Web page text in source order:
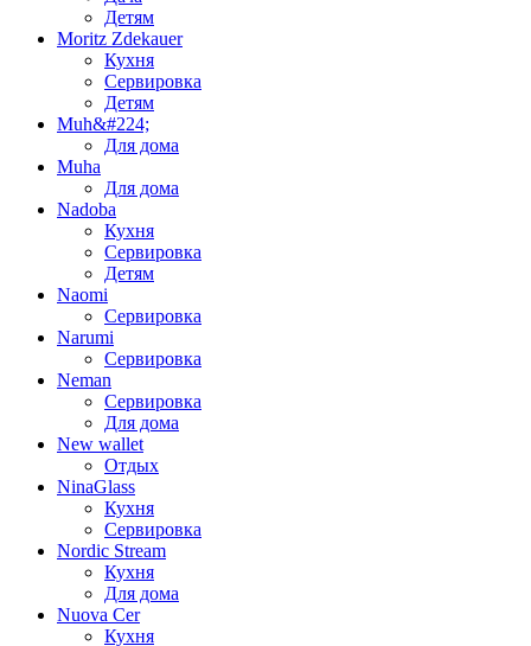
Детям
Moritz Zdekauer
Кухня
Сервировка
Детям
Muh&#224;
Для дома
Muha
Для дома
Nadoba
Кухня
Сервировка
Детям
Naomi
Сервировка
Narumi
Сервировка
Neman
Сервировка
Для дома
New wallet
Отдых
NinaGlass
Кухня
Сервировка
Nordic Stream
Кухня
Для дома
Nuova Cer
Кухня